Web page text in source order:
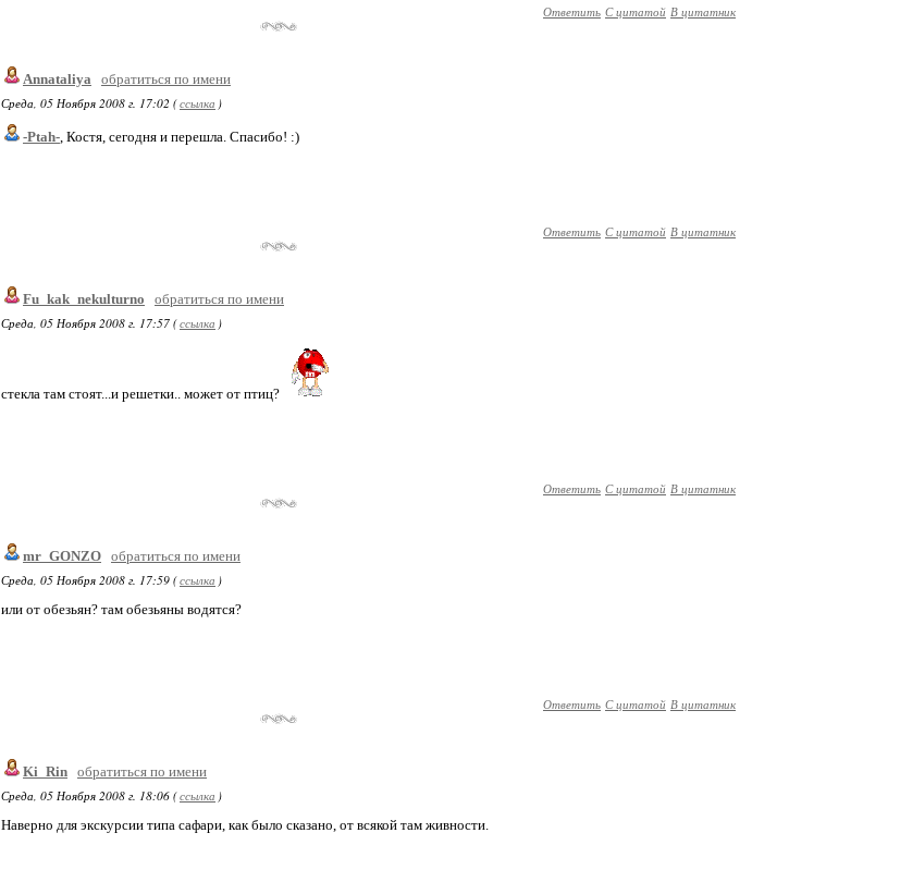
Ответить С цитатой В цитатник
Annataliya
обратиться по имени
Среда, 05 Ноября 2008 г. 17:02 (ссылка )
-Ptah-, Костя, сегодня и перешла. Спасибо! :)
Ответить С цитатой В цитатник
Fu_kak_nekulturno
обратиться по имени
Среда, 05 Ноября 2008 г. 17:57 (ссылка )
стекла там стоят...и решетки.. может от птиц?
Ответить С цитатой В цитатник
mr_GONZO обратиться по имени
Среда, 05 Ноября 2008 г. 17:59 (ссылка )
или от обезьян? там обезьяны водятся?
Ответить С цитатой В цитатник
Ki_Rin обратиться по имени
Среда, 05 Ноября 2008 г. 18:06 (ссылка )
Наверно для экскурсии типа сафари, как было сказано, от всякой там живности.